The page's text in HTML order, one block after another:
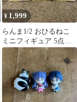
¥1,999
らんま1/2 おひるねこ
ミニフィギュア 5点セ
ット